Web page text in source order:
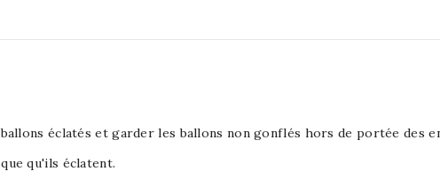
éclatés et garder les ballons non gonflés hors de portée des
qu'ils éclatent.